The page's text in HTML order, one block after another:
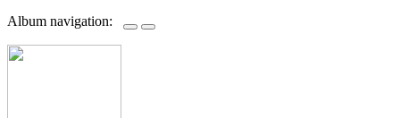
Album navigation: